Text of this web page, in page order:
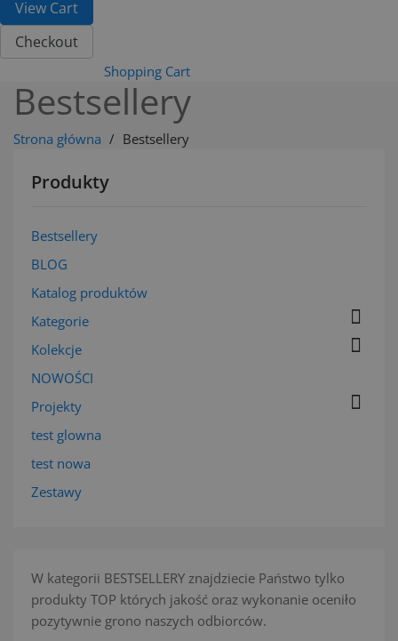
View Cart
Checkout
Shopping Cart
Bestsellery
Strona główna Bestsellery
Produkty
Bestsellery
BLOG
Katalog produktów
Kategorie

Kolekcje 
NOWOŚCI
Projekty

test glowna
test nowa
Zestawy
W kategorii BESTSELLERY znajdziecie Państwo tylko
produkty TOP których jakość oraz wykonanie oceniło
pozytywnie grono naszych odbiorców.